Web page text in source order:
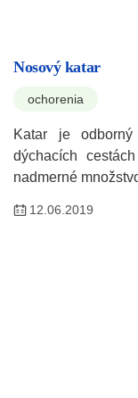
Nosový katar
ochorenia
Katar je
dýchacích
nadmerné
12.06.2019